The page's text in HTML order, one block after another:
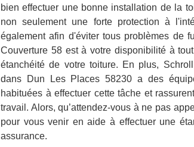
bien effectuer une bonne installation de la
non seulement une forte protection à
également afin d'éviter tous problèmes de
Couverture 58 est à votre disponibilité à
étanchéité de votre toiture. En plus,
dans Dun Les Places 58230 a des
habituées à effectuer cette tâche et
travail. Alors, qu’attendez-vous à ne pas
pour vous venir en aide à effectuer une
assurance.